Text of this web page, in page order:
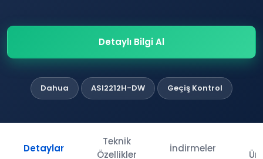
Detaylı Bilgi Al
Dahua ASI2212H-DW Geçiş Kontrol
Detaylar
Teknik
Özellikler
İndirmeler